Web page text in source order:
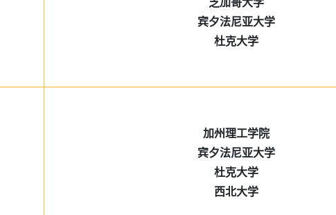
宾夕法尼亚大学
杜克大学
加州理工学院
宾夕法尼亚大学
杜克大学
西北大学